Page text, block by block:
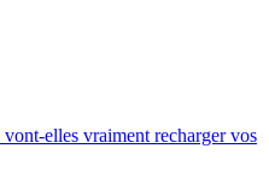
vont-elles vraiment recharger vos